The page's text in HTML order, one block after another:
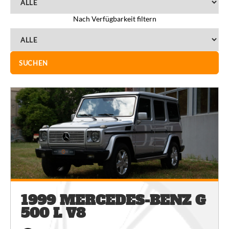
HÄUFIG GESTELLTE FRAGEN – FAQ
Nach Verfügbarkeit filtern
SUCHEN
1999 MERCEDES-BENZ G
500 L V8